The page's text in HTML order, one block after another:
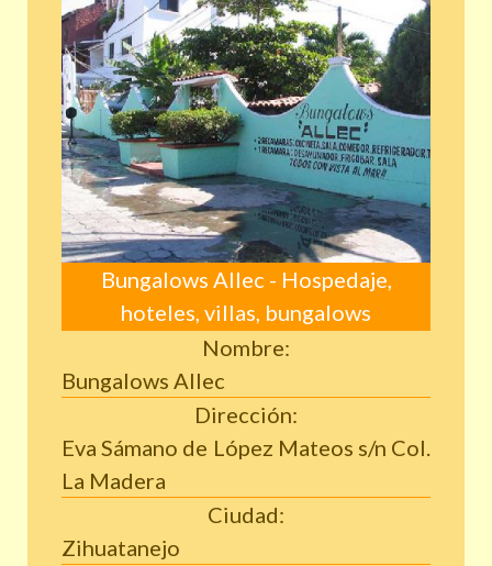
Bungalows Allec - Hospedaje,
hoteles, villas, bungalows
Nombre:
Bungalows Allec
Dirección:
Eva Sámano de López Mateos s/n Col.
La Madera
Ciudad:
Zihuatanejo